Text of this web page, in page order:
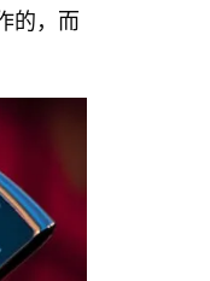
的，而